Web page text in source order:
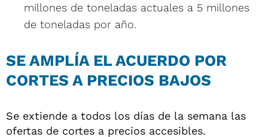
millones de toneladas actuales a 5 millones
de toneladas por año.
SE AMPLÍA EL ACUERDO POR
CORTES A PRECIOS BAJOS
Se extiende a todos los días de la semana las
ofertas de cortes a precios accesibles.